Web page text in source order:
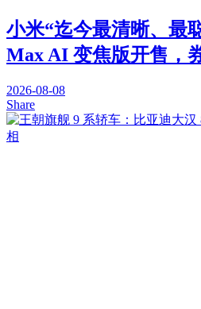
小米“迄今最清晰、最
Max AI 变焦版开售，
2026-08-08
Share